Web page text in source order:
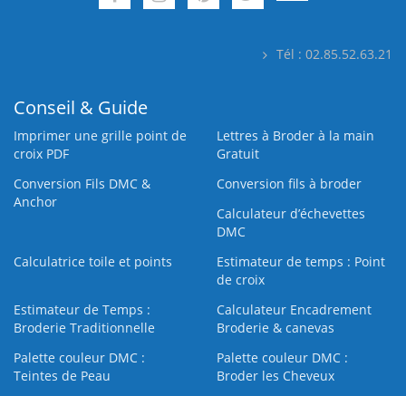
Tél : 02.85.52.63.21
Conseil & Guide
Imprimer une grille point de
croix PDF
Lettres à Broder à la main
Gratuit
Conversion Fils DMC &
Anchor
Conversion fils à broder
Calculateur d’échevettes
DMC
Calculatrice toile et points
Estimateur de temps : Point
de croix
Estimateur de Temps :
Broderie Traditionnelle
Calculateur Encadrement
Broderie & canevas
Palette couleur DMC :
Teintes de Peau
Palette couleur DMC :
Broder les Cheveux